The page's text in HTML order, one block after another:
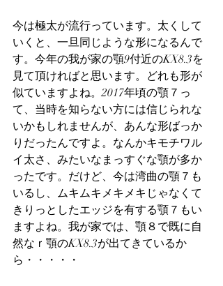
今は極太が流行っています。太くして
いくと、一旦同じような形になるんで
す。今年の我が家の顎9付近のKX8.3を
見て頂ければと思います。どれも形が
似ていますよね。2017年頃の顎７っ
て、当時を知らない方には信じられな
いかもしれませんが、あんな形ばっか
りだったんですよ。なんかキモチワル
イ太さ、みたいなまっすぐな顎が多か
ったです。だけど、今は湾曲の顎７も
いるし、ムキムキメキメキじゃなくて
きりっとしたエッジを有する顎７もい
ますよね。我が家では、顎８で既に自
然なｒ顎のKX8.3が出てきているか
ら・・・・・